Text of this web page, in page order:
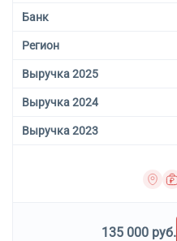
Банк
Регион
Выручка 2025
Выручка 2024
Выручка 2023
135 000 руб.